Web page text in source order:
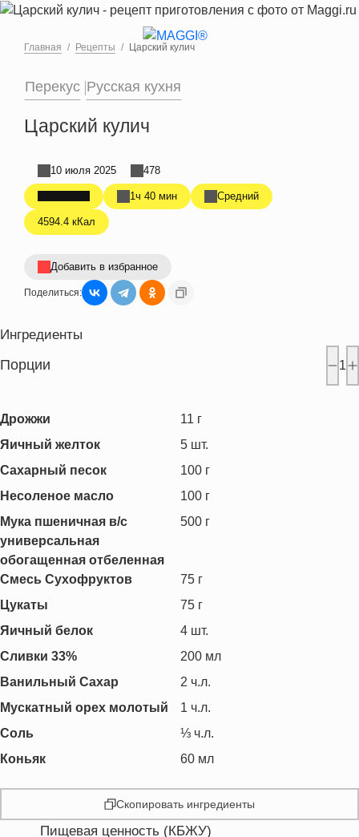
Перейти к основному содержанию
Главная Рецепты Царский кулич
Перекус Русская кухня
Царский кулич
1ч 40 мин Средний
4594.4 кКал
10 июля 2025 478
Добавить в избранное
Поделиться:
Ингредиенты
Порции 1
Дрожжи 11 г
Яичный желток
5 шт.
Сахарный песок
100 г
Несоленое масло
100 г
Мука пшеничная в/с
универсальная
обогащенная отбеленная
500 г
Смесь Сухофруктов 75 г
Цукаты
75 г
Яичный белок
4 шт.
Сливки 33%
200 мл
Ванильный Сахар
2 ч.л.
Мускатный орех молотый
1 ч.л.
Соль
⅓ ч.л.
Коньяк
60 мл
Скопировать ингредиенты
Пищевая ценность (КБЖУ)